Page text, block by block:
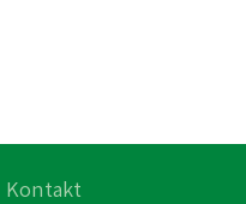
Kontakt